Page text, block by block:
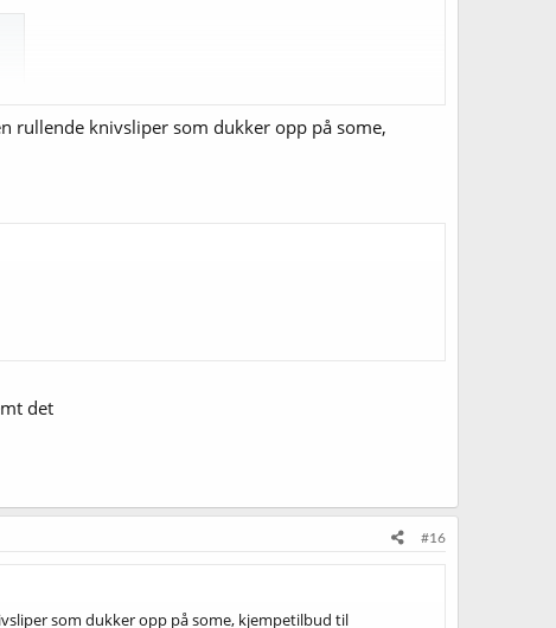
rullende knivsliper som dukker opp på some,
det
#16
som dukker opp på some, kjempetilbud til